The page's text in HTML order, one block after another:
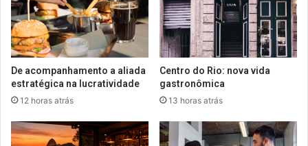
De acompanhamento a aliada
estratégica na lucratividade
12 horas atrás
Centro do Rio: nova vida
gastronômica
13 horas atrás